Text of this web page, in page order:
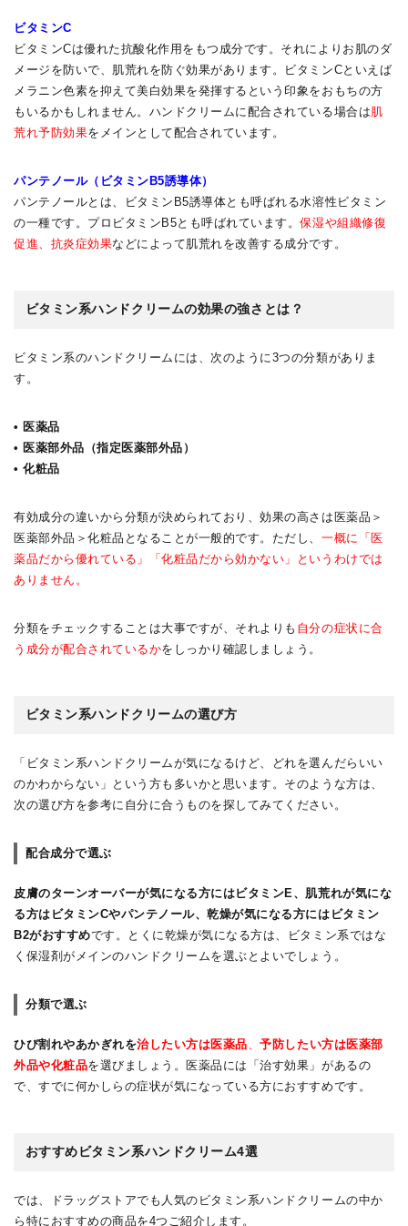
ビタミンC
ビタミンCは優れた抗酸化作用をもつ成分です。それによりお肌のダ
メージを防いで、肌荒れを防ぐ効果があります。ビタミンCといえば
メラニン色素を抑えて美白効果を発揮するという印象をおもちの方
もいるかもしれません。ハンドクリームに配合されている場合は肌
荒れ予防効果をメインとして配合されています。
パンテノール（ビタミンB5誘導体）
パンテノールとは、ビタミンB5誘導体とも呼ばれる水溶性ビタミン
の一種です。プロビタミンB5とも呼ばれています。保湿や組織修復
促進、抗炎症効果などによって肌荒れを改善する成分です。
ビタミン系ハンドクリームの効果の強さとは？
ビタミン系のハンドクリームには、次のように3つの分類がありま
す。
• 医薬品
• 医薬部外品（指定医薬部外品）
• 化粧品
有効成分の違いから分類が決められており、効果の高さは医薬品＞
医薬部外品＞化粧品となることが一般的です。ただし、一概に「医
薬品だから優れている」「化粧品だから効かない」というわけでは
ありません。
分類をチェックすることは大事ですが、それよりも 自分の症状に合
う成分が配合されているかをしっかり確認しましょう。
ビタミン系ハンドクリームの選び方
「ビタミン系ハンドクリームが気になるけど、どれを選んだらいい
のかわからない」という方も多いかと思います。そのような方は、
次の選び方を参考に自分に合うものを探してみてください。
配合成分で選ぶ
皮膚のターンオーバーが気になる方にはビタミンE、肌荒れが気にな
る方はビタミンCやパンテノール、乾燥が気になる方にはビタミン
B2がおすすめです。とくに乾燥が気になる方は、ビタミン系ではな
く保湿剤がメインのハンドクリームを選ぶとよいでしょう。
分類で選ぶ
ひび割れやあかぎれを治したい方は医薬品 、予防したい方は医薬部
外品や化粧品を選びましょう。医薬品には「治す効果」があるの
で、すでに何かしらの症状が気になっている方におすすめです。
おすすめビタミン系ハンドクリーム4選
では、ドラッグストアでも人気のビタミン系ハンドクリームの中か
ら特におすすめの商品を4つご紹介します。